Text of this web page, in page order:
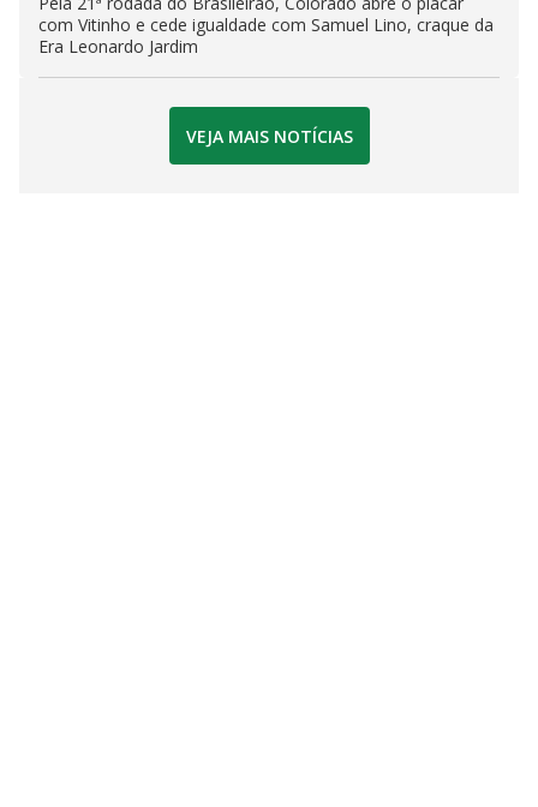
com Vitinho e cede igualdade com Samuel Lino, craque da
Era Leonardo Jardim
VEJA MAIS NOTÍCIAS